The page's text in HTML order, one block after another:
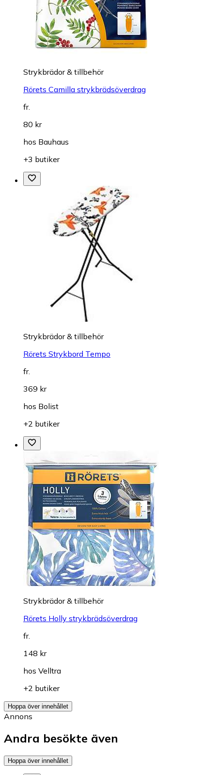
Strykbrädor & tillbehör
Rörets Camilla strykbrädsöverdrag
fr.
80 kr
hos Bauhaus
+3 butiker
Strykbrädor & tillbehör
Rörets Strykbord Tempo
fr.
369 kr
hos Bolist
+2 butiker
Strykbrädor & tillbehör
Rörets Holly strykbrädsöverdrag
fr.
148 kr
hos Velltra
+2 butiker
Hoppa över innehållet
Annons
Andra besökte även
Hoppa över innehållet